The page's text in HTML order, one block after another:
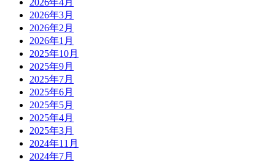
2026年3月
2026年2月
2026年1月
2025年10月
2025年9月
2025年7月
2025年6月
2025年5月
2025年4月
2025年3月
2024年11月
2024年7月